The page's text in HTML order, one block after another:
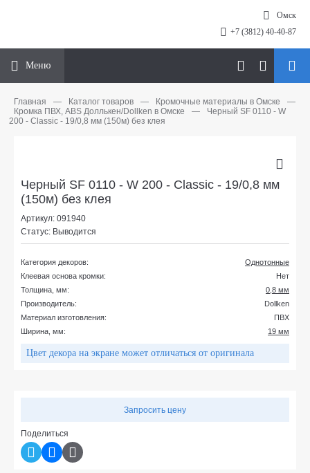
Омск
+7 (3812) 40-40-87
Меню
Главная — Каталог товаров — Кромочные материалы в Омске
—
Кромка ПВХ, ABS Доллькен/Dollken в Омске
—
Черный SF 0110 - W
200 - Classic - 19/0,8 мм (150м) без клея
Черный SF 0110 - W 200 - Classic - 19/0,8 мм
(150м) без клея
Артикул: 091940
Статус: Выводится
Категория декоров:
Однотонные
Клеевая основа кромки:
Нет
Толщина, мм:
0,8 мм
Производитель:
Dollken
Материал изготовления:
ПВХ
Ширина, мм:
19 мм
Цвет декора на экране может отличаться от оригинала
Запросить цену
Поделиться